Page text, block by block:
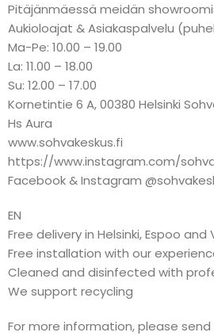
Pitäjänmäessä meidän
Aukioloajat & Asiakaspalvelu
Ma-Pe: 10.00 – 19.00
La: 11.00 – 18.00
Su: 12.00 – 17.00
Kornetintie 6 A, 00380 Helsinki
Hs Aura
www.sohvakeskus.fi
https://www.instagram.com/
Facebook & Instagram
EN
Free delivery in Helsinki, Espoo
Free installation with our
Cleaned and disinfected with
We support recycling
For more information, please